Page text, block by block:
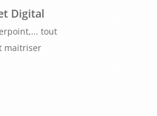
Digital
tout
maitriser